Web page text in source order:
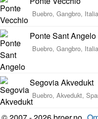
Buebro, Gangbro,
Ponte Sant Angelo
Buebro, Gangbro,
Segovia Akvedukt
Buebro, Akvedukt,